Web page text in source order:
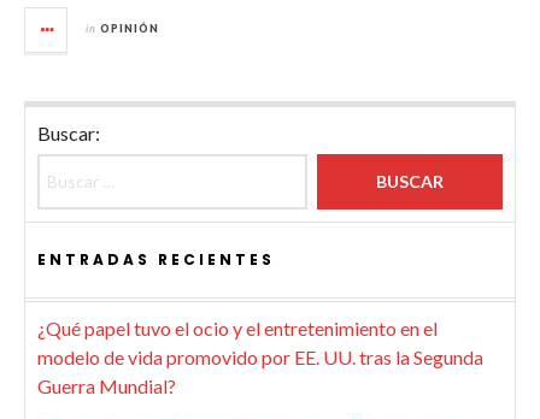
in OPINIÓN
Buscar:
ENTRADAS RECIENTES
¿Qué papel tuvo el ocio y el entretenimiento en el
modelo de vida promovido por EE. UU. tras la Segunda
Guerra Mundial?